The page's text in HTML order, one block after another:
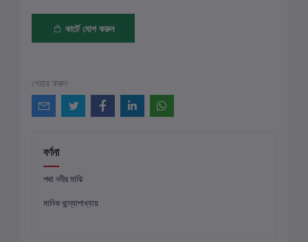
কার্টে যোগ করুন
শেয়ার করুন
বর্ণনা
পদ্মা নদীর মাঝি
মানিক বন্দ্যোপাধ্যায়